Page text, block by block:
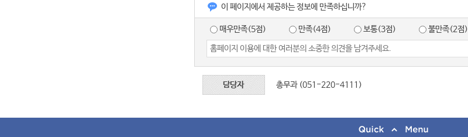
이 페이지에서 제공하는 정보에 만족하십니까?
매우만족(5점) 만족(4점) 보통(3점) 불만족(2점)
담당자 총무과 (051-220-4111)